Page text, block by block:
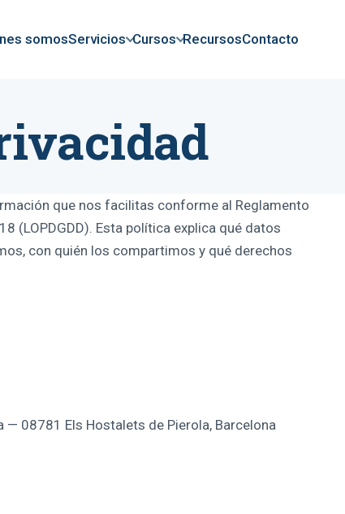
somosServicios Cursos RecursosContacto
que nos facilitas conforme al Reglamento
(LOPDGDD). Esta política explica qué datos
con quién los compartimos y qué derechos
— 08781 Els Hostalets de Pierola, Barcelona